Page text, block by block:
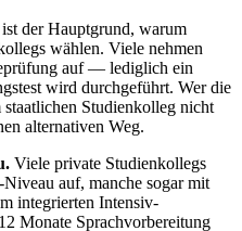
der Hauptgrund, warum
wählen. Viele nehmen
auf — lediglich ein
wird durchgeführt. Wer die
Studienkolleg nicht
alternativen Weg.
Viele private Studienkollegs
auf, manche sogar mit
integrierten Intensiv-
Monate Sprachvorbereitung